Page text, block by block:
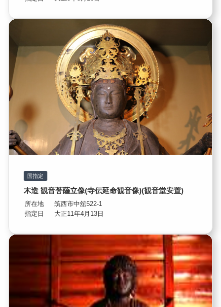
国指定
木造 観音菩薩立像(寺伝延命観音像)(観音堂安置)
所在地
筑西市中舘522-1
指定日
大正11年4月13日